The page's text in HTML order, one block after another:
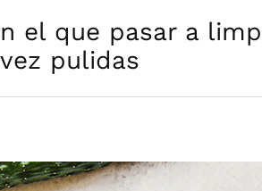
el que pasar a
pulidas